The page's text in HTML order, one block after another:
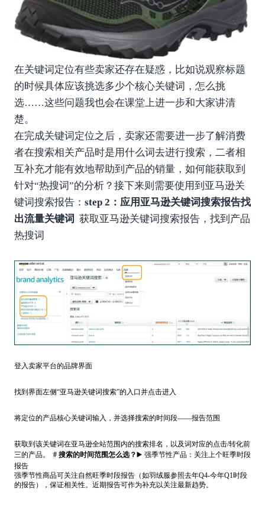
在关键词定位有些卖家还存在疑惑，比如说观察标题
的时候具体应该挑选多少个核心关键词，怎么挑
选……这些问题我也会在课堂上进一步和大家讲清
楚。
在完成关键词定位之后，卖家还需要进一步了解消费
者在搜索相关产品时是用什么词去进行搜索，二者相
互补充才能有效地帮助到产品的销量，如何能获取到
针对“热搜词”的分析？接下来则需要使用到亚马逊关
键词搜索报告： step 2：应用亚马逊关键词搜索报告找
出流量关键词 获取亚马逊关键词搜索报告，找到产品
热搜词
登入卖家平台的品牌界面
找到界面左侧“亚马逊关键词搜索”的入口并点击进入
将定位的产品核心关键词输入，并选择搜索的时间段——报告范围
获取到该关键词在亚马逊全站范围内的搜索排名，以及词对应的点击/转化前
三的产品。 # 搜索的时间范围怎么选？▶️ 强季节性产品：关注上个旺季时段
报告
强季节性商品可关注自然旺季时段报告（如羽绒服参照去年Q4-今年Q1时段
的报告），保证相关性。近期报告可作为补充以关注最新趋势。